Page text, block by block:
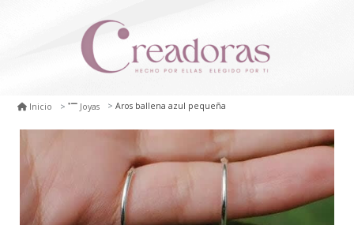
Inicio Joyas Aros ballena azul pequeña